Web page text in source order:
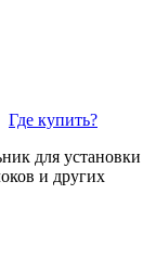
Где купить?
для установки
и других